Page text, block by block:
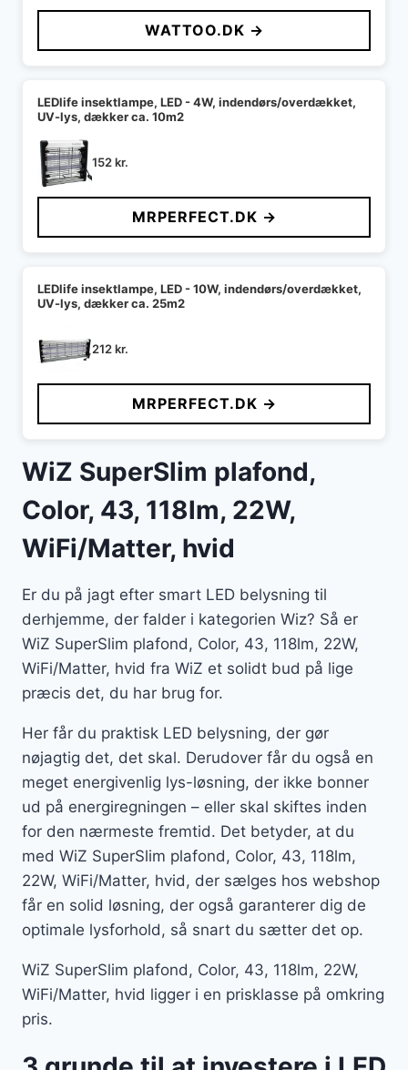
WATTOO.DK →
LEDlife insektlampe, LED - 4W, indendørs/overdækket,
UV-lys, dækker ca. 10m2
152kr.
MRPERFECT.DK →
LEDlife insektlampe, LED - 10W, indendørs/overdækket,
UV-lys, dækker ca. 25m2
212kr.
MRPERFECT.DK →
WiZ SuperSlim plafond,
Color, 43, 118lm, 22W,
WiFi/Matter, hvid
Er du på jagt efter smart LED belysning til
derhjemme, der falder i kategorien Wiz? Så er
WiZ SuperSlim plafond, Color, 43, 118lm, 22W,
WiFi/Matter, hvid fra WiZ et solidt bud på lige
præcis det, du har brug for.
Her får du praktisk LED belysning, der gør
nøjagtig det, det skal. Derudover får du også en
meget energivenlig lys-løsning, der ikke bonner
ud på energiregningen – eller skal skiftes inden
for den nærmeste fremtid. Det betyder, at du
med WiZ SuperSlim plafond, Color, 43, 118lm,
22W, WiFi/Matter, hvid, der sælges hos webshop
får en solid løsning, der også garanterer dig de
optimale lysforhold, så snart du sætter det op.
WiZ SuperSlim plafond, Color, 43, 118lm, 22W,
WiFi/Matter, hvid ligger i en prisklasse på omkring
pris.